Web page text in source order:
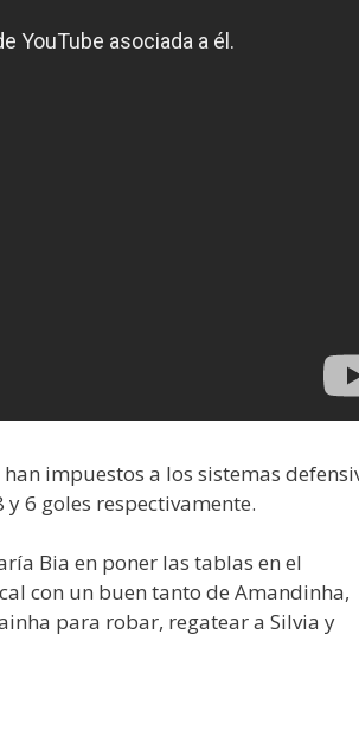
impuestos a los sistemas
6 goles respectivamente.
Bia en poner las tablas en el
con un buen tanto de Amandinha,
para robar, regatear a Silvia y